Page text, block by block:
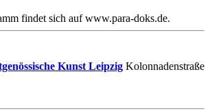
findet sich auf www.para-doks.de.
Kunst Leipzig Kolonnadenstraße